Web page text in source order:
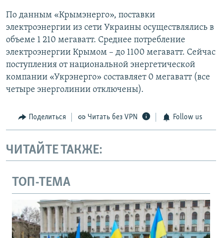
По данным «Крымэнерго», поставки
электроэнергии из сети Украины осуществлялись в
объеме 1 210 мегаватт. Среднее потребление
электроэнергии Крымом – до 1100 мегаватт. Сейчас
поступления от национальной энергетической
компании «Укрэнерго» составляет 0 мегаватт (все
четыре энерголинии отключены).
Поделиться Читать без VPN Follow us
ЧИТАЙТЕ ТАКЖЕ:
ТОП-ТЕМА